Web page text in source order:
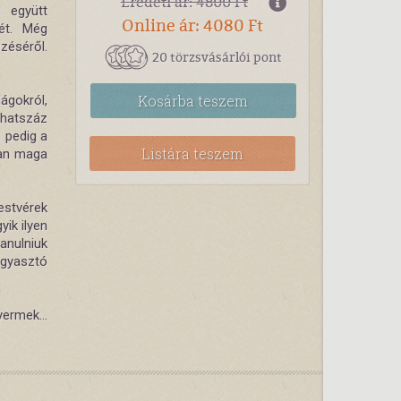
együtt
Még
pedig a
maga
ilyen
Online ár: 4080 Ft
20 törzsvásárlói pont
Kosárbateszem
Listára teszem